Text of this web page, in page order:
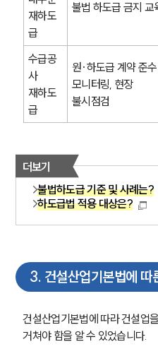
소
언
공
뉴스레터/
대륜법
재하도
급
불법 하도급 금지 교
수급공
사
재하도
급
원·하도급 계약 준수
모니터링, 현장
불시점검
더보기
불법하도급 기준 및 사례는?
하도급법 적용 대상은?
3. 건설산업기본법에 따
건설산업기본법에 따라 건설업
거쳐야 함을 알 수 있었습니다.